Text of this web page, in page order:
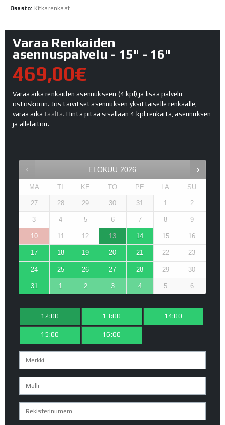
Osasto: Kitkarenkaat
Varaa Renkaiden
asennuspalvelu - 15" - 16"
469,00€
Varaa aika renkaiden asennukseen (4 kpl) ja lisää palvelu
ostoskoriin. Jos tarvitset asennuksen yksittäiselle renkaalle,
varaa aikatäältä. Hinta pitää sisällään 4 kpl renkaita, asennuksen
ja allelaiton.
ELOKUU 2026
MA TI KE TO PE LA SU
27 28 29 30 31 1 2
3 4 5 6 7 8 9
10 11 12 13 14 15 16
17 18 19 20 21 22 23
24 25 26 27 28 29 30
31 1 2 3 4 5 6
12:00 13:00 14:00
15:00 16:00